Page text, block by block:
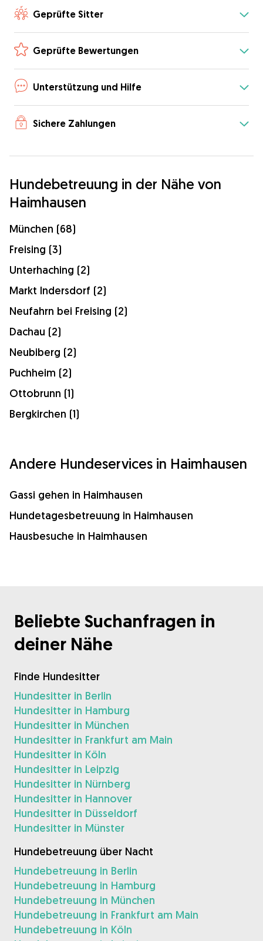
Geprüfte Sitter
Geprüfte Bewertungen
Unterstützung und Hilfe
Sichere Zahlungen
Hundebetreuung in der Nähe von
Haimhausen
München (68)
Freising (3)
Unterhaching (2)
Markt Indersdorf (2)
Neufahrn bei Freising (2)
Dachau (2)
Neubiberg (2)
Puchheim (2)
Ottobrunn (1)
Bergkirchen (1)
Andere Hundeservices in Haimhausen
Gassi gehen in Haimhausen
Hundetagesbetreuung in Haimhausen
Hausbesuche in Haimhausen
Beliebte Suchanfragen in
deiner Nähe
Finde Hundesitter
Hundesitter in Berlin
Hundesitter in Hamburg
Hundesitter in München
Hundesitter in Frankfurt am Main
Hundesitter in Köln
Hundesitter in Leipzig
Hundesitter in Nürnberg
Hundesitter in Hannover
Hundesitter in Düsseldorf
Hundesitter in Münster
Hundebetreuung über Nacht
Hundebetreuung in Berlin
Hundebetreuung in Hamburg
Hundebetreuung in München
Hundebetreuung in Frankfurt am Main
Hundebetreuung in Köln